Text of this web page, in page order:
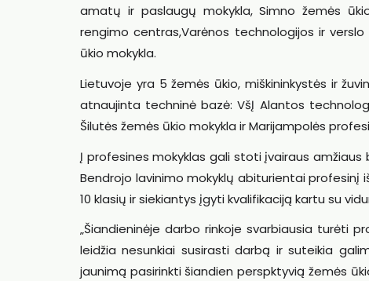
amatų ir paslaugų mokykla, Simno žemės
rengimo centras,Varėnos technologijos ir
ūkio mokykla.
Lietuvoje yra 5 žemės ūkio, miškininkystės ir
atnaujinta techninė bazė: VšĮ Alantos
Šilutės žemės ūkio mokykla ir Marijampolės
Į profesines mokyklas gali stoti įvairaus amžiaus
Bendrojo lavinimo mokyklų abiturientai
10 klasių ir siekiantys įgyti kvalifikaciją kartu su
„Šiandieninėje darbo rinkoje svarbiausia turėti
leidžia nesunkiai susirasti darbą ir suteikia
jaunimą pasirinkti šiandien perspktyvią žemės